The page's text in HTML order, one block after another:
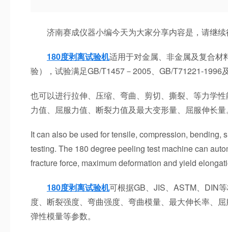
济南赛成仪器小编今天为大家分享内容是，请继续
180度剥离试验机适用于对金属、非金属及复合
验），试验满足GB/T1457－2005、GB/T71221-1996
也可以进行拉伸、压缩、弯曲、剪切、撕裂、等力学
力值、屈服力值、断裂力值及最大变形量、屈服伸长
It can also be used for tensile, compression,
testing. The 180 degree peeling test machine can
fracture force, maximum deformation and yield
180度剥离试验机可根据GB、JIS、ASTM、DIN
度、断裂强度、弯曲强度、弯曲模量、最大伸长率、
弹性模量等参数。